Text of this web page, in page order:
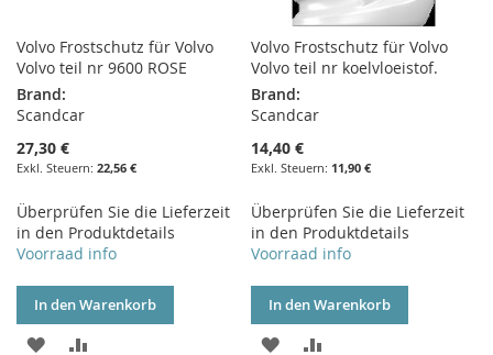
Volvo Frostschutz für Volvo
Volvo teil nr 9600 ROSE
Brand:
Scandcar
27,30 €
22,56 €
Überprüfen Sie die Lieferzeit
in den Produktdetails
Voorraad info
In den Warenkorb
ZUR
Volvo Frostschutz für Volvo
Volvo teil nr koelvloeistof.
Brand:
Scandcar
14,40 €
11,90 €
Überprüfen Sie die Lieferzeit
in den Produktdetails
Voorraad info
In den Warenkorb
ZUR